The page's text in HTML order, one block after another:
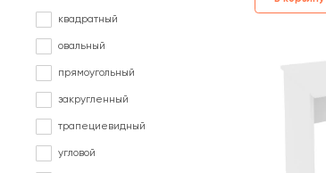
квадратный
овальный
прямоугольный
закругленный
трапециевидный
угловой